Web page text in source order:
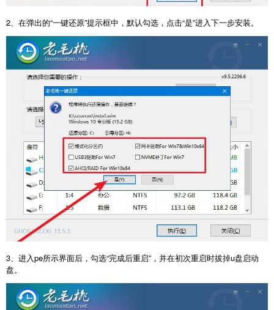
2、在弹出的“一键还原”提示框中，默认勾选，点击“是”进入下一步安装。
3、进入pe所示界面后，勾选“完成后重启”，并在初次重启时拔掉u盘启动
盘。